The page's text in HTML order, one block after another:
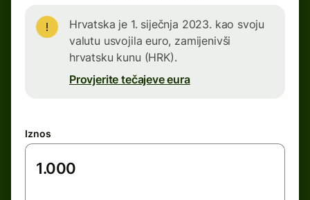
Hrvatska je 1. siječnja 2023. kao svoju
valutu usvojila euro, zamijenivši
hrvatsku kunu (HRK).
Provjerite tečajeve eura
Iznos